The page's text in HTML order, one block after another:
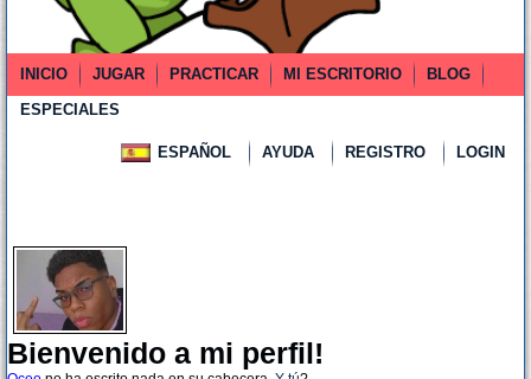
INICIO JUGAR PRACTICAR MI ESCRITORIO
BLOG
ESPECIALES
ESPAÑOL AYUDA REGISTRO LOGIN
Bienvenido a mi perfil!